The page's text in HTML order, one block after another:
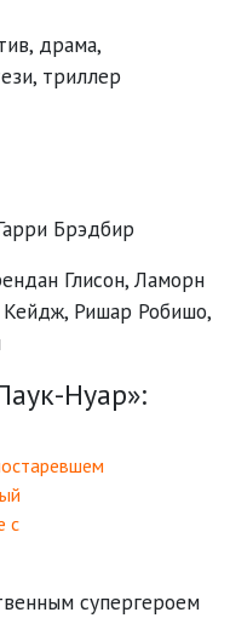
, драма,
, триллер
Брэдбир
Глисон, Ламорн
Кейдж, Ришар Робишо,
Нуар»:
с
супергероем